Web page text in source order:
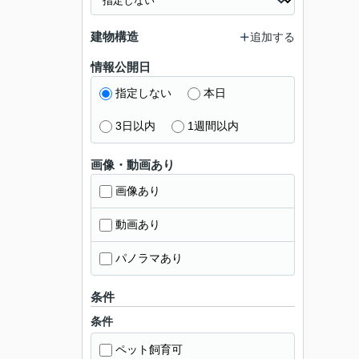
建物構造 追加する
情報公開日
指定しない 本日
3日以内 1週間以内
画像・動画あり
画像あり
動画あり
パノラマあり
条件
条件
ペット飼育可